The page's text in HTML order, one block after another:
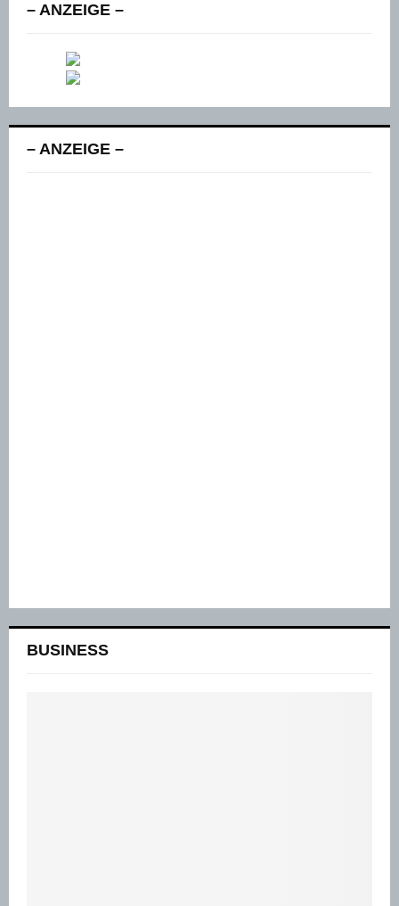
– ANZEIGE –
– ANZEIGE –
BUSINESS